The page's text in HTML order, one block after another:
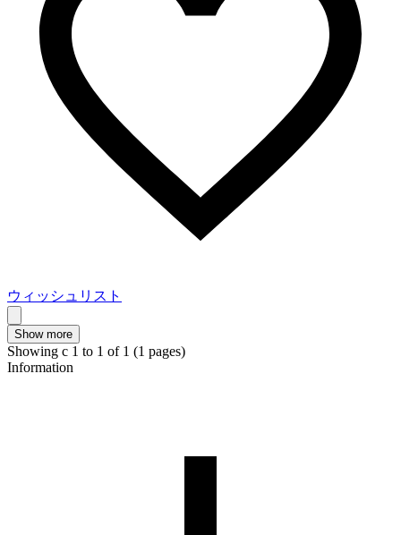
ウィッシュリスト
Show more
Showing с 1 to 1 of 1 (1 pages)
Information